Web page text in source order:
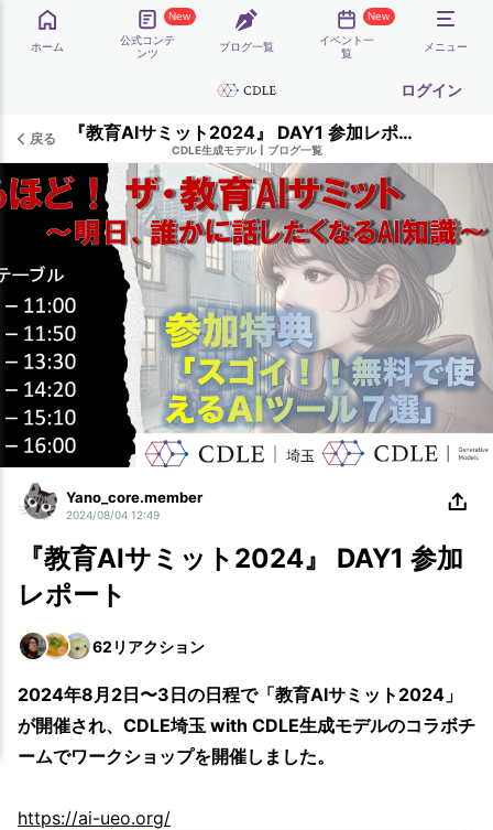
ホーム
New
公式コンテ
ンツ
ブログ一覧
New
イベント一
覧
メニュー
ログイン
戻る 『教育AIサミット2024』 DAY1 参加レポート
CDLE生成モデル ブログ一覧
Yano_core.member
2024/08/04 12:49
『教育AIサミット2024』 DAY1 参加
レポート
62 リアクション
2024年8月2日〜3日の日程で「教育AIサミット2024」
が開催され、CDLE埼玉 with CDLE生成モデルのコラボチ
ームでワークショップを開催しました。
https://ai-ueo.org/